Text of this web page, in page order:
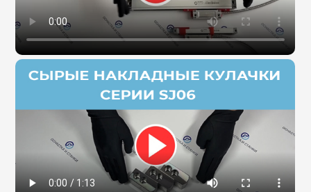
Ротационные соединения для воды
Ротационные соединения для СОЖ
Ротационные соединения для воздуха
Ротационные соединения для масла